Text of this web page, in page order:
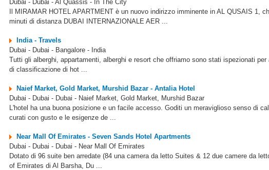
Dubai - Dubai - Al Quassis - In The City
Il MIRAMAR HOTEL APARTMENT è un nuovo indirizzo imminente in AL QUSAIS
minuti di distanza DUBAI INTERNAZIONALE AER ...
India - Travels
Dubai - Dubai - Bangalore - India
Tutti gli alberghi, appartamenti, alberghi e resort che offriamo sono stati ispezionati
di classificazione di hot ...
Naief Market, Gold Market, Murshid Bazar - Antalia Hotel
Dubai - Dubai - Dubai - Naief Market, Gold Market, Murshid Bazar
L'hotel ha una buona posizione e un facile accesso. Goditi un meraviglioso senso di
curati con gusto e le esigenze de ...
Near Mall Of Emirates - Seven Sands Hotel Apartments
Dubai - Dubai - Dubai - Near Mall Of Emirates
Dotato di 96 suite ben arredate (84 una camera da letto Suites & 12 due camere da
of Emirates di Al Barsha, Du ...